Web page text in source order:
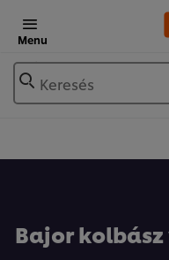
Menu
Keresés
Bajor